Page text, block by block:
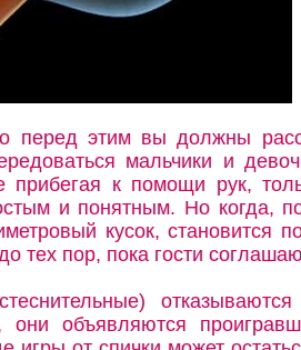
перед этим вы должны
мальчики и
прибегая к помощи рук,
и понятным. Но когда,
кусок, становится
тех пор, пока гости
отказываются
объявляются